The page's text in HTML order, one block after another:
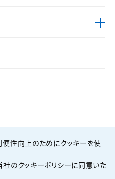
イト利用規約
便性向上のためにクッキーを使
社のクッキーポリシーに同意いた